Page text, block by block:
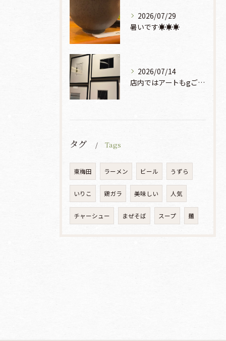
2026/07/29
暑いです☀️☀️☀️
2026/07/14
店内ではアートもgご鑑賞いただけます♡♡♡
タグ Tags
東梅田 ラーメン ビール うずら
いりこ 鶏ガラ 美味しい 人気
チャーシュー まぜそば スープ 麺